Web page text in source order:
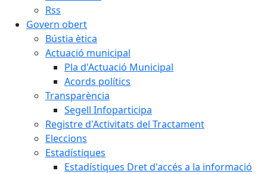
Rss
Govern obert
Bústia ètica
Actuació municipal
Pla d'Actuació Municipal
Acords polítics
Transparència
Segell Infoparticipa
Registre d'Activitats del Tractament
Eleccions
Estadístiques
Estadístiques Dret d'accés a la informació